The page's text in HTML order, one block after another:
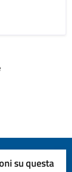
su questa